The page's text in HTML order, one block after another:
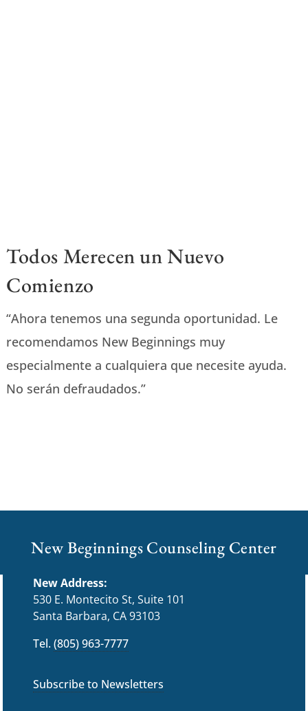
Todos Merecen un Nuevo
Comienzo
“Ahora tenemos una segunda oportunidad. Le
recomendamos New Beginnings muy
especialmente a cualquiera que necesite ayuda.
No serán defraudados.”
New Beginnings Counseling Center
New Address:
530 E. Montecito St, Suite 101
Santa Barbara, CA 93103
Tel.(805) 963-7777
Subscribe to Newsletters